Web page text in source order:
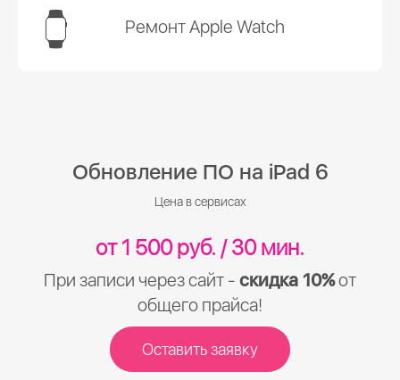
Ремонт Apple Watch
Обновление ПО на iPad 6
Цена в сервисах
от 1 500 руб. / 30 мин.
При записи через сайт - скидка 10%от
общего прайса!
Оставить заявку